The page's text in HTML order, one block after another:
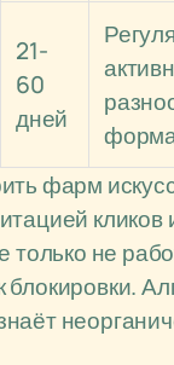
21-
60
дней
фарм
кликов
только не